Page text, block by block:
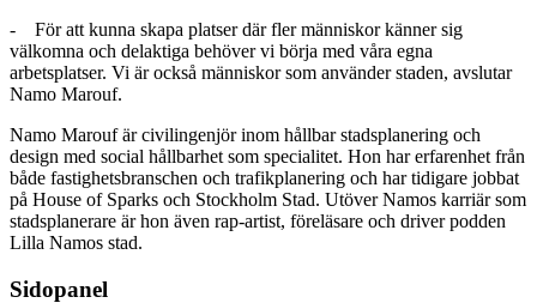
- För att kunna skapa platser där fler människor känner sig
välkomna och delaktiga behöver vi börja med våra egna
arbetsplatser. Vi är också människor som använder staden, avslutar
Namo Marouf.
Namo Marouf är civilingenjör inom hållbar stadsplanering och
design med social hållbarhet som specialitet. Hon har erfarenhet från
både fastighetsbranschen och trafikplanering och har tidigare jobbat
på House of Sparks och Stockholm Stad. Utöver Namos karriär som
stadsplanerare är hon även rap-artist, föreläsare och driver podden
Lilla Namos stad.
Sidopanel